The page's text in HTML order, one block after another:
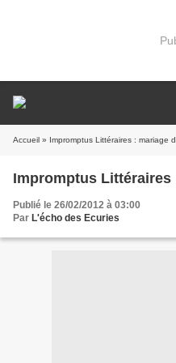
Accueil » Impromptus Littéraires : mariage
Impromptus Littéraires
Publié le 26/02/2012 à 03:00
Par L'écho des Ecuries